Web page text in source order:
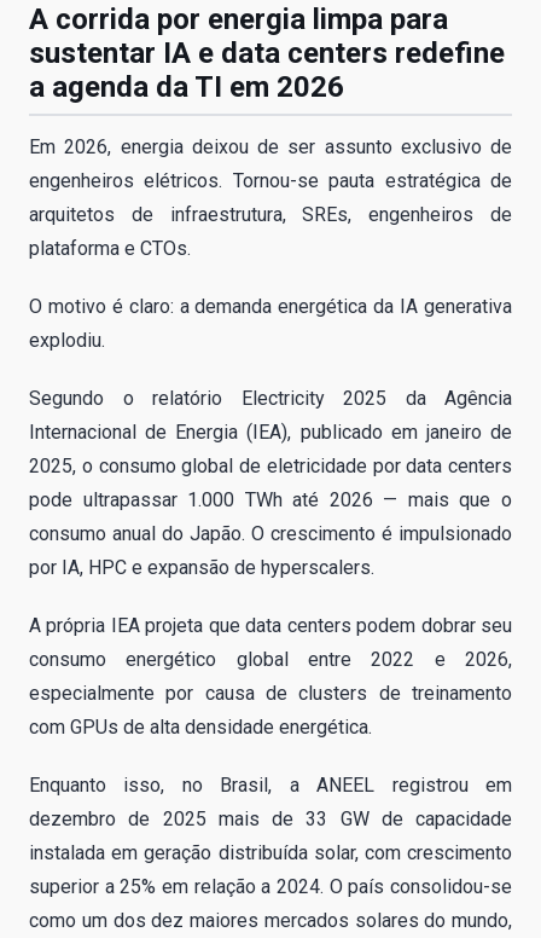
A corrida por energia limpa para
sustentar IA e data centers redefine
a agenda da TI em 2026
Em 2026, energia deixou de ser assunto exclusivo de
engenheiros elétricos. Tornou-se pauta estratégica de
arquitetos de infraestrutura, SREs, engenheiros de
plataforma e CTOs.
O motivo é claro: a demanda energética da IA generativa
explodiu.
Segundo o relatório Electricity 2025 da Agência
Internacional de Energia (IEA), publicado em janeiro de
2025, o consumo global de eletricidade por data centers
pode ultrapassar 1.000 TWh até 2026 — mais que o
consumo anual do Japão. O crescimento é impulsionado
por IA, HPC e expansão de hyperscalers.
A própria IEA projeta que data centers podem dobrar seu
consumo energético global entre 2022 e 2026,
especialmente por causa de clusters de treinamento
com GPUs de alta densidade energética.
Enquanto isso, no Brasil, a ANEEL registrou em
dezembro de 2025 mais de 33 GW de capacidade
instalada em geração distribuída solar, com crescimento
superior a 25% em relação a 2024. O país consolidou-se
como um dos dez maiores mercados solares do mundo,